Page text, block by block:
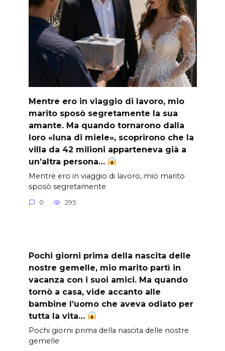
Mentre ero in viaggio di lavoro, mio
marito sposò segretamente la sua
amante. Ma quando tornarono dalla
loro «luna di miele», scoprirono che la
villa da 42 milioni apparteneva già a
un’altra persona…
Mentre ero in viaggio di lavoro, mio marito
sposò segretamente
0 295
Pochi giorni prima della nascita delle
nostre gemelle, mio marito partì in
vacanza con i suoi amici. Ma quando
tornò a casa, vide accanto alle
bambine l’uomo che aveva odiato per
tutta la vita…
Pochi giorni prima della nascita delle nostre
gemelle